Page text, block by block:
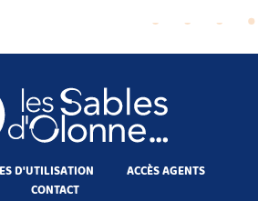
D'UTILISATION
ACCÈS AGENTS
CONTACT